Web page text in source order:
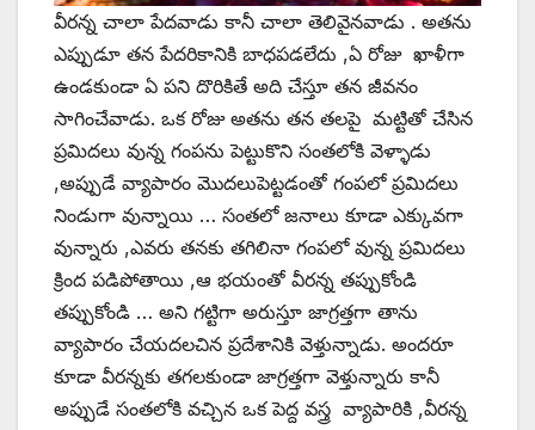
వీరన్న చాలా పేదవాడు కానీ చాలా తెలివైనవాడు . అతను
ఎప్పుడూ తన పేదరికానికి బాధపడలేదు ,ఏ రోజు ఖాళీగా
ఉండకుండా ఏ పని దొరికితే అది చేస్తూ తన జీవనం
సాగించేవాడు. ఒక రోజు అతను తన తలపై మట్టితో చేసిన
ప్రమిదలు వున్న గంపను పెట్టుకొని సంతలోకి వెళ్ళాడు
,అప్పుడే వ్యాపారం మొదలుపెట్టడంతో గంపలో ప్రమిదలు
నిండుగా వున్నాయి … సంతలో జనాలు కూడా ఎక్కువగా
వున్నారు ,ఎవరు తనకు తగిలినా గంపలో వున్న ప్రమిదలు
క్రింద పడిపోతాయి ,ఆ భయంతో వీరన్న తప్పుకోండి
తప్పుకోండి … అని గట్టిగా అరుస్తూ జాగ్రత్తగా తాను
వ్యాపారం చేయదలచిన ప్రదేశానికి వెళ్తున్నాడు. అందరూ
కూడా వీరన్నకు తగలకుండా జాగ్రత్తగా వెళ్తున్నారు కానీ
అప్పుడే సంతలోకి వచ్చిన ఒక పెద్ద వస్త్ర వ్యాపారికి ,వీరన్న